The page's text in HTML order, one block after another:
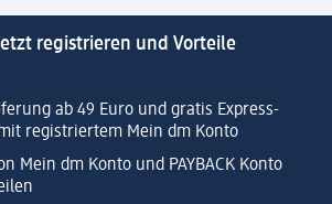
registrieren und Vorteile
ab 49 Euro und gratis Express-
registriertem Mein dm Konto
Mein dm Konto und PAYBACK Konto